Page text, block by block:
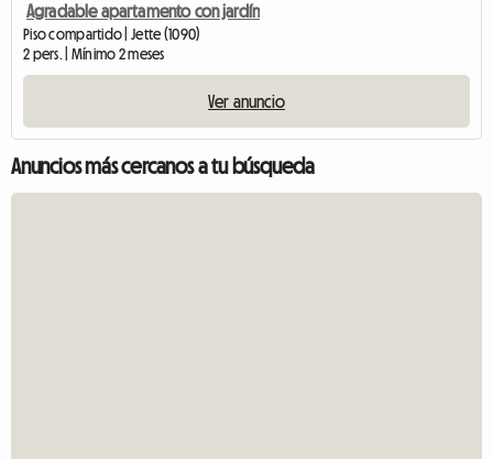
Agradable apartamento con jardín
Piso compartido | Jette (1090)
2 pers. | Mínimo 2 meses
Ver anuncio
Anuncios más cercanos a tu búsqueda